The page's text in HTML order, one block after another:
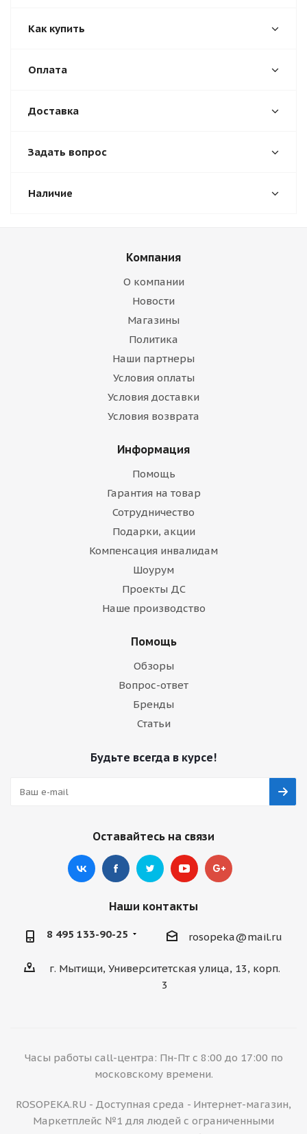
Как купить
Оплата
Доставка
Задать вопрос
Наличие
Компания
О компании
Новости
Магазины
Политика
Наши партнеры
Условия оплаты
Условия доставки
Условия возврата
Информация
Помощь
Гарантия на товар
Сотрудничество
Подарки, акции
Компенсация инвалидам
Шоурум
Проекты ДС
Наше производство
Помощь
Обзоры
Вопрос-ответ
Бренды
Статьи
Будьте всегда в курсе!
Оставайтесь на связи
Наши контакты
8 495 133-90-25 rosopeka@mail.ru
г. Мытищи, Университетская улица, 13, корп.
3
Часы работы call-центра: Пн-Пт с 8:00 до 17:00 по
московскому времени.
ROSOPEKA.RU - Доступная среда - Интернет-магазин,
Маркетплейс №1 для людей с ограниченными